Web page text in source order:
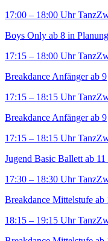
17:00 – 18:00 Uhr
Boys Only ab 8 in Planung
17:15 – 18:00 Uhr
Breakdance Anfänger ab 9
17:15 – 18:15 Uhr
Breakdance Anfänger ab 9
17:15 – 18:15 Uhr
Jugend Basic Ballett ab
17:30 – 18:30 Uhr
Breakdance Mittelstufe ab
18:15 – 19:15 Uhr